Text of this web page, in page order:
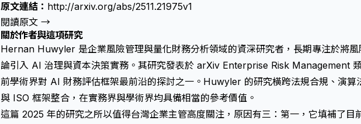
原文連結： http://arxiv.org/abs/2511.21975v1
閱讀原文 →
關於作者與這項研究
Hernan Huwyler 是企業風險管理與量化財務分析領域的資深研究者，長期專注於將風
論引入 AI 治理與資本決策實務。其研究發表於 arXiv Enterprise Risk Management
前學術界對 AI 財務評估框架最前沿的探討之一。Huwyler 的研究橫跨法規合規、演算
與 ISO 框架整合，在實務界與學術界均具備相當的參考價值。
這篇 2025 年的研究之所以值得台灣企業主管高度關注，原因有三：第一，它填補了目